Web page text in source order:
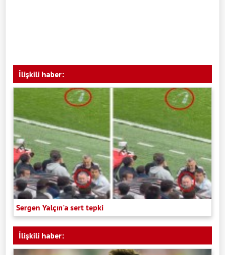
İlişkili haber:
Sergen Yalçın'a sert tepki
İlişkili haber: